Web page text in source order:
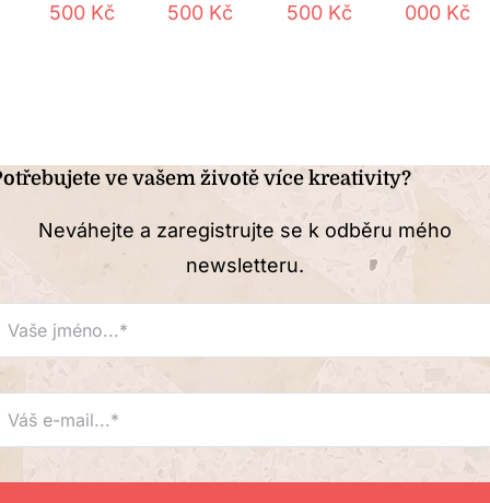
500 Kč
500 Kč
500 Kč
000 Kč
ve vašem životě více kreativity?
Neváhejte a zaregistrujte se k odběru mého
newsletteru.